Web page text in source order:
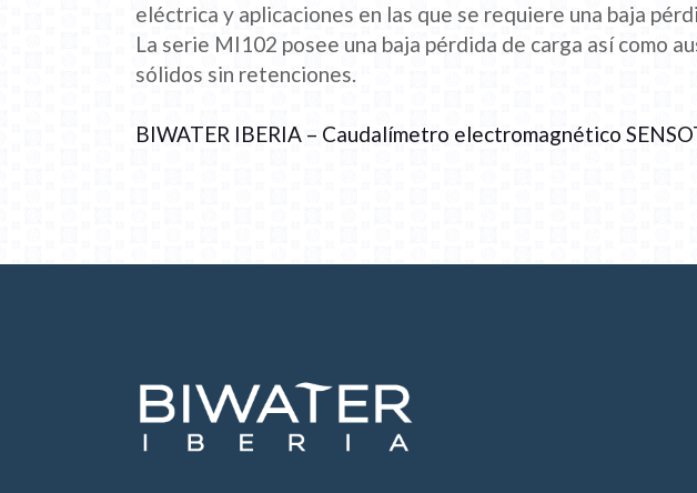
eléctrica y aplicaciones en las que se requiere una baja
La serie MI102 posee una baja pérdida de carga así como
sólidos sin retenciones.
BIWATER IBERIA – Caudalímetro electromagnético